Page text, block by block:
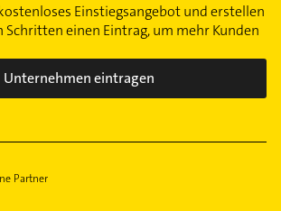
Einstiegsangebot und erstellen
Schritten einen Eintrag, um mehr Kunden
Unternehmen eintragen
Partner